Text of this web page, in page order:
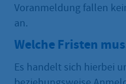
Voranmeldung fallen
an.
Welche Fristen
Es handelt sich hierbei